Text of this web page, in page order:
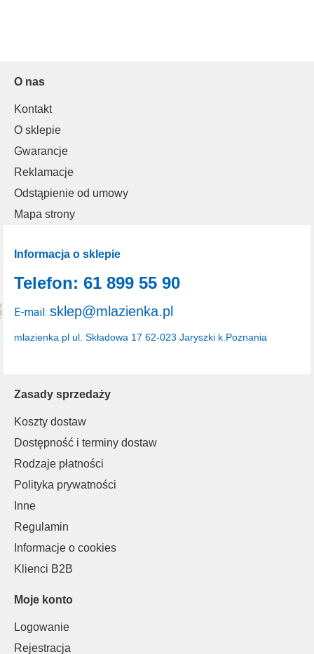
O nas
Kontakt
O sklepie
Gwarancje
Reklamacje
Odstąpienie od umowy
Mapa strony
Zasady sprzedaży
Koszty dostaw
Dostępność i terminy dostaw
Rodzaje płatności
Polityka prywatności
Inne
Regulamin
Informacje o cookies
Klienci B2B
Moje konto
Logowanie
Rejestracja
Informacja o sklepie
mlazienka.pl ul. Składowa 17 62-023 Jaryszki k.Poznania
Telefon: 61 899 55 90
E-mail: sklep@mlazienka.pl